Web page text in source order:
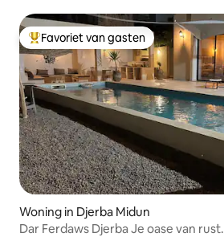
Topfavoriet van gasten
Favoriet van gasten
Woning in Djerba Midun
Dar Ferdaws Djerba Je oase van rust.